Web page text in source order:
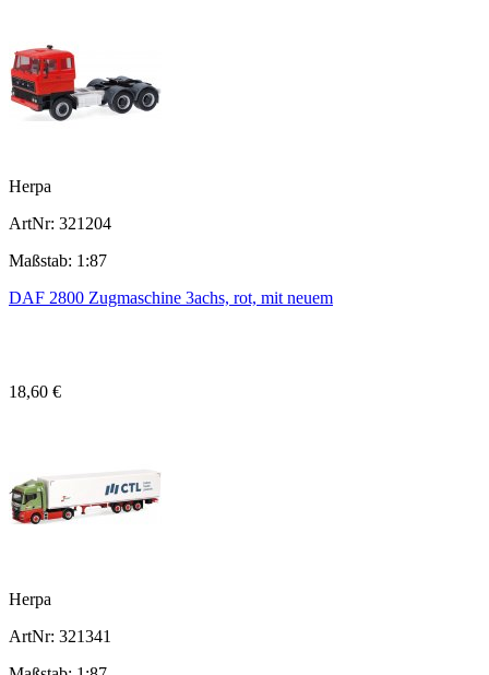
Herpa
ArtNr: 321204
Maßstab: 1:87
DAF 2800 Zugmaschine 3achs, rot, mit neuem
18,60 €
Herpa
ArtNr: 321341